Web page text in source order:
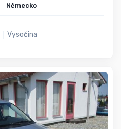
Německo
Vysočina